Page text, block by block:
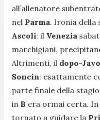
all’allenatore
nel Parma. Ironia della
Ascoli: il Venezia
marchigiani,
Altrimenti, il dopo-
Soncin: esattamente
parte finale della
in B era ormai certa. In
tornato a guidare la